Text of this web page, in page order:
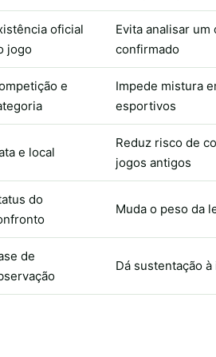
oficial
jogo
Evita analisar
confirmado
e
Impede mistura
esportivos
e local
Reduz risco de
jogos antigos
do
Muda o peso da
de
Dá sustentação